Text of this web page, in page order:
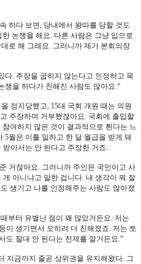
하다 보면, 당내에서 왕따를 당할 것도
논쟁을 해요. 다른 사람은 그냥 입으로
로 해 그래요. 그러니까 제가 본회의장
다. 주장을 굽히지 않는다고 인정하고 묵
쟁을 하다가 친해진 사람도 많아요.”
정지당했고, 15대 국회 개원 때는 의원
주장하며 거부했잖아요. 국회에 출입할
여하지 않은 것이 결과적으로 튄다는 느
5월은 이틀 일하고 한 달 월급을 받게 돼
아서는 안 된다고 주장한 거죠.
거잖아요. 그러니까 주인은 국민이고 사
아니냐고 말한 겁니다. 내 생각이 뭐 잘
생기고 나를 인정해주는 사람도 많아졌
부터 유별난 점이 꽤 많았거든요. 저는
이 생기면서 오히려 더 친해졌죠. 저는 토
도 절대 안 된다는 전제를 깔거든요.”
지금까지 줄곧 상위권을 유지해왔다. 그